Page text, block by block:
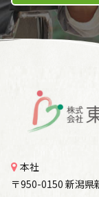
本社
〒950-0150 新潟県